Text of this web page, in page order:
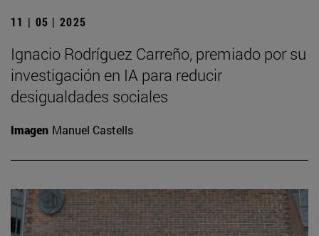
11 | 05 | 2025
Ignacio Rodríguez Carreño, premiado por su
investigación en IA para reducir
desigualdades sociales
Imagen Manuel Castells